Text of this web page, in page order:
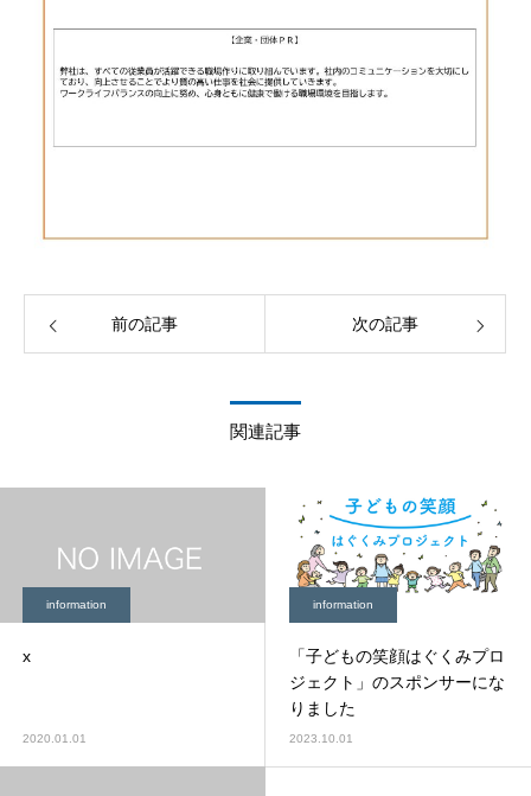
前の記事 次の記事
関連記事
information
x
2020.01.01
information
「子どもの笑顔はぐくみプロ
ジェクト」のスポンサーにな
りました
2023.10.01